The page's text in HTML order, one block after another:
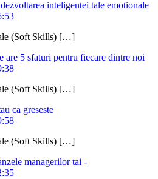
inteligentei tale emotionale
(Soft Skills) […]
are 5 sfaturi pentru fiecare dintre noi
(Soft Skills) […]
ca greseste
(Soft Skills) […]
managerilor tai -